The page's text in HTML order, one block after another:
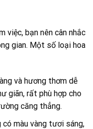
việc, bạn nên cân nhắc
gian. Một số loại hoa
và hương thơm dễ
giãn, rất phù hợp cho
căng thẳng.
màu vàng tươi sáng,